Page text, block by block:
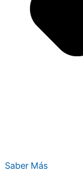
Saber Más